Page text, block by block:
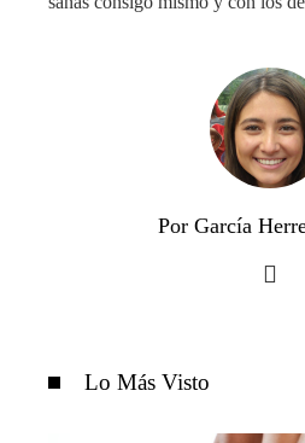
Por García
Lo Más Visto